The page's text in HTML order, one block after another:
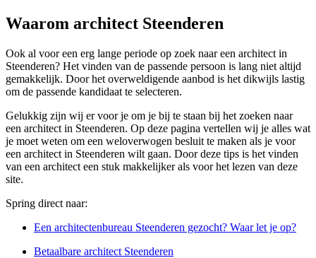
Waarom architect Steenderen
Ook al voor een erg lange periode op zoek naar een architect in
Steenderen? Het vinden van de passende persoon is lang niet altijd
gemakkelijk. Door het overweldigende aanbod is het dikwijls lastig
om de passende kandidaat te selecteren.
Gelukkig zijn wij er voor je om je bij te staan bij het zoeken naar
een architect in Steenderen. Op deze pagina vertellen wij je alles wat
je moet weten om een weloverwogen besluit te maken als je voor
een architect in Steenderen wilt gaan. Door deze tips is het vinden
van een architect een stuk makkelijker als voor het lezen van deze
site.
Spring direct naar:
Een architectenbureau Steenderen gezocht? Waar let je op?
Betaalbare architect Steenderen